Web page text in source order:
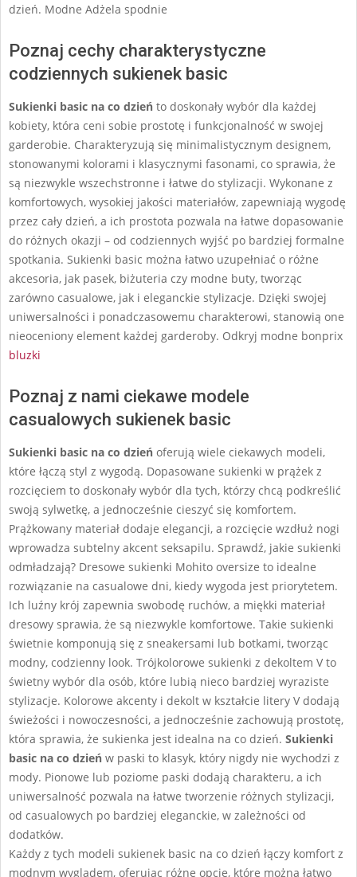
dzień. Modne Adżela spodnie
Poznaj cechy charakterystyczne
codziennych sukienek basic
Sukienki basic na co dzień to doskonały wybór dla każdej
kobiety, która ceni sobie prostotę i funkcjonalność w swojej
garderobie. Charakteryzują się minimalistycznym designem,
stonowanymi kolorami i klasycznymi fasonami, co sprawia, że
są niezwykle wszechstronne i łatwe do stylizacji. Wykonane z
komfortowych, wysokiej jakości materiałów, zapewniają wygodę
przez cały dzień, a ich prostota pozwala na łatwe dopasowanie
do różnych okazji – od codziennych wyjść po bardziej formalne
spotkania. Sukienki basic można łatwo uzupełniać o różne
akcesoria, jak pasek, biżuteria czy modne buty, tworząc
zarówno casualowe, jak i eleganckie stylizacje. Dzięki swojej
uniwersalności i ponadczasowemu charakterowi, stanowią one
nieoceniony element każdej garderoby. Odkryj modne bonprix
bluzki
Poznaj z nami ciekawe modele
casualowych sukienek basic
Sukienki basic na co dzień oferują wiele ciekawych modeli,
które łączą styl z wygodą. Dopasowane sukienki w prążek z
rozcięciem to doskonały wybór dla tych, którzy chcą podkreślić
swoją sylwetkę, a jednocześnie cieszyć się komfortem.
Prążkowany materiał dodaje elegancji, a rozcięcie wzdłuż nogi
wprowadza subtelny akcent seksapilu. Sprawdź, jakie sukienki
odmładzają? Dresowe sukienki Mohito oversize to idealne
rozwiązanie na casualowe dni, kiedy wygoda jest priorytetem.
Ich luźny krój zapewnia swobodę ruchów, a miękki materiał
dresowy sprawia, że są niezwykle komfortowe. Takie sukienki
świetnie komponują się z sneakersami lub botkami, tworząc
modny, codzienny look. Trójkolorowe sukienki z dekoltem V to
świetny wybór dla osób, które lubią nieco bardziej wyraziste
stylizacje. Kolorowe akcenty i dekolt w kształcie litery V dodają
świeżości i nowoczesności, a jednocześnie zachowują prostotę,
która sprawia, że sukienka jest idealna na co dzień. Sukienki
basic na co dzień w paski to klasyk, który nigdy nie wychodzi z
mody. Pionowe lub poziome paski dodają charakteru, a ich
uniwersalność pozwala na łatwe tworzenie różnych stylizacji,
od casualowych po bardziej eleganckie, w zależności od
dodatków.
Każdy z tych modeli sukienek basic na co dzień łączy komfort z
modnym wyglądem, oferując różne opcje, które można łatwo